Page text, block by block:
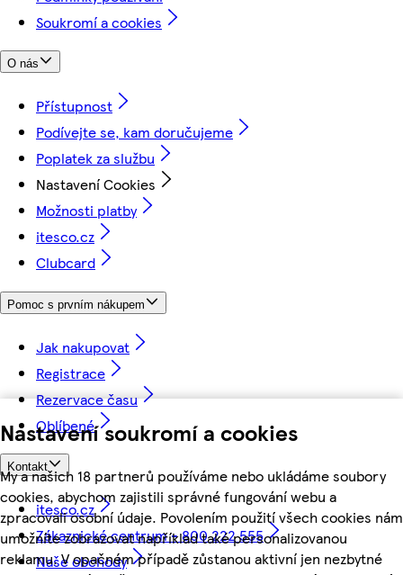
Nastavení soukromí a cookies
My a našich 18 partnerů používáme nebo ukládáme soubory
cookies, abychom zajistili správné fungování webu a
zpracovali osobní údaje. Povolením použití všech cookies nám
umožníte zobrazovat například také personalizovanou
reklamu. V opačném případě zůstanou aktivní jen nezbytné
Soukromí a cookies
O nás
Přístupnost
Podívejte se, kam doručujeme
Poplatek za službu
Nastavení Cookies
Možnosti platby
itesco.cz
Clubcard
Pomoc s prvním nákupem
Jak nakupovat
Registrace
Rezervace času
Oblíbené
Kontakt
itesco.cz
Zákaznické centrum - 800 222 555
Naše obchody